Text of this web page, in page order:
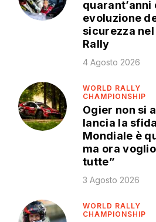
quarant’anni
evoluzione
sicurezza
Rally
4 Agosto 2026
WORLD RALLY
CHAMPIONSHIP
Ogier non si
lancia la
Mondiale è
ma ora
tutte”
3 Agosto 2026
WORLD RALLY
CHAMPIONSHIP